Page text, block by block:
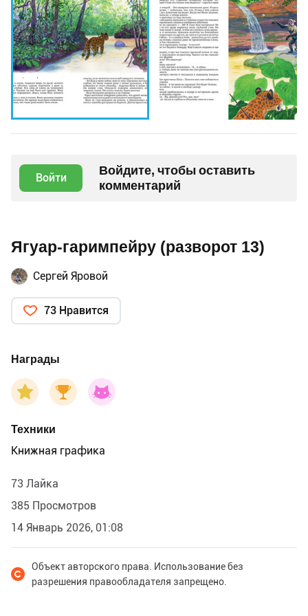
Войти
Войдите, чтобы оставить
комментарий
Ягуар-гаримпейру (разворот 13)
Сергей Яровой
73 Нравится
Награды
Техники
Книжная графика
73 Лайка
385 Просмотров
14 Январь 2026, 01:08
Объект авторского права. Использование без
разрешения правообладателя запрещено.